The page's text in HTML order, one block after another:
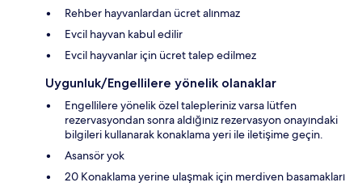
Rehber hayvanlardan ücret alınmaz
Evcil hayvan kabul edilir
Evcil hayvanlar için ücret talep edilmez
Uygunluk/Engellilere yönelik olanaklar
Engellilere yönelik özel talepleriniz varsa lütfen
rezervasyondan sonra aldığınız rezervasyon onayındaki
bilgileri kullanarak konaklama yeri ile iletişime geçin.
Asansör yok
20 Konaklama yerine ulaşmak için merdiven basamakları